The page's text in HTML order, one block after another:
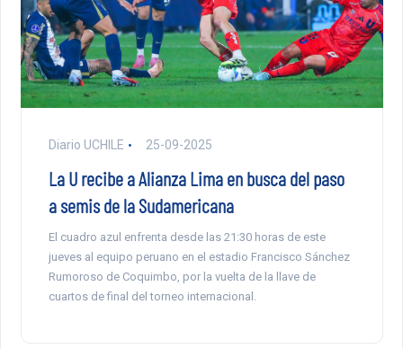
Diario UCHILE 25-09-2025
La U recibe a Alianza Lima en busca del paso
a semis de la Sudamericana
El cuadro azul enfrenta desde las 21:30 horas de este
jueves al equipo peruano en el estadio Francisco Sánchez
Rumoroso de Coquimbo, por la vuelta de la llave de
cuartos de final del torneo internacional.